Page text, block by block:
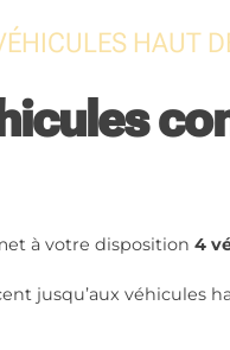
HAUT
à votre disposition 4
jusqu’aux véhicules